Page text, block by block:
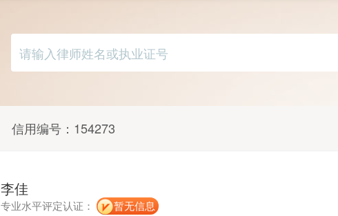
信用编号： 154273
李佳
专业水平评定认证：
暂无信息